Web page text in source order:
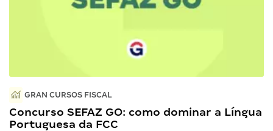
GRAN CURSOS FISCAL
Concurso SEFAZ GO: como dominar a Língua
Portuguesa da FCC